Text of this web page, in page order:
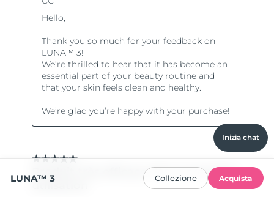
Inizia chat
LUNA™ 3 Collezione Acquista